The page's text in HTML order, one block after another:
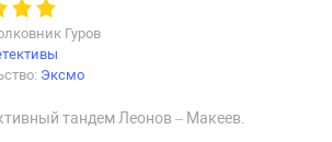
Гуров
Эксмо
тандем Леонов – Макеев.